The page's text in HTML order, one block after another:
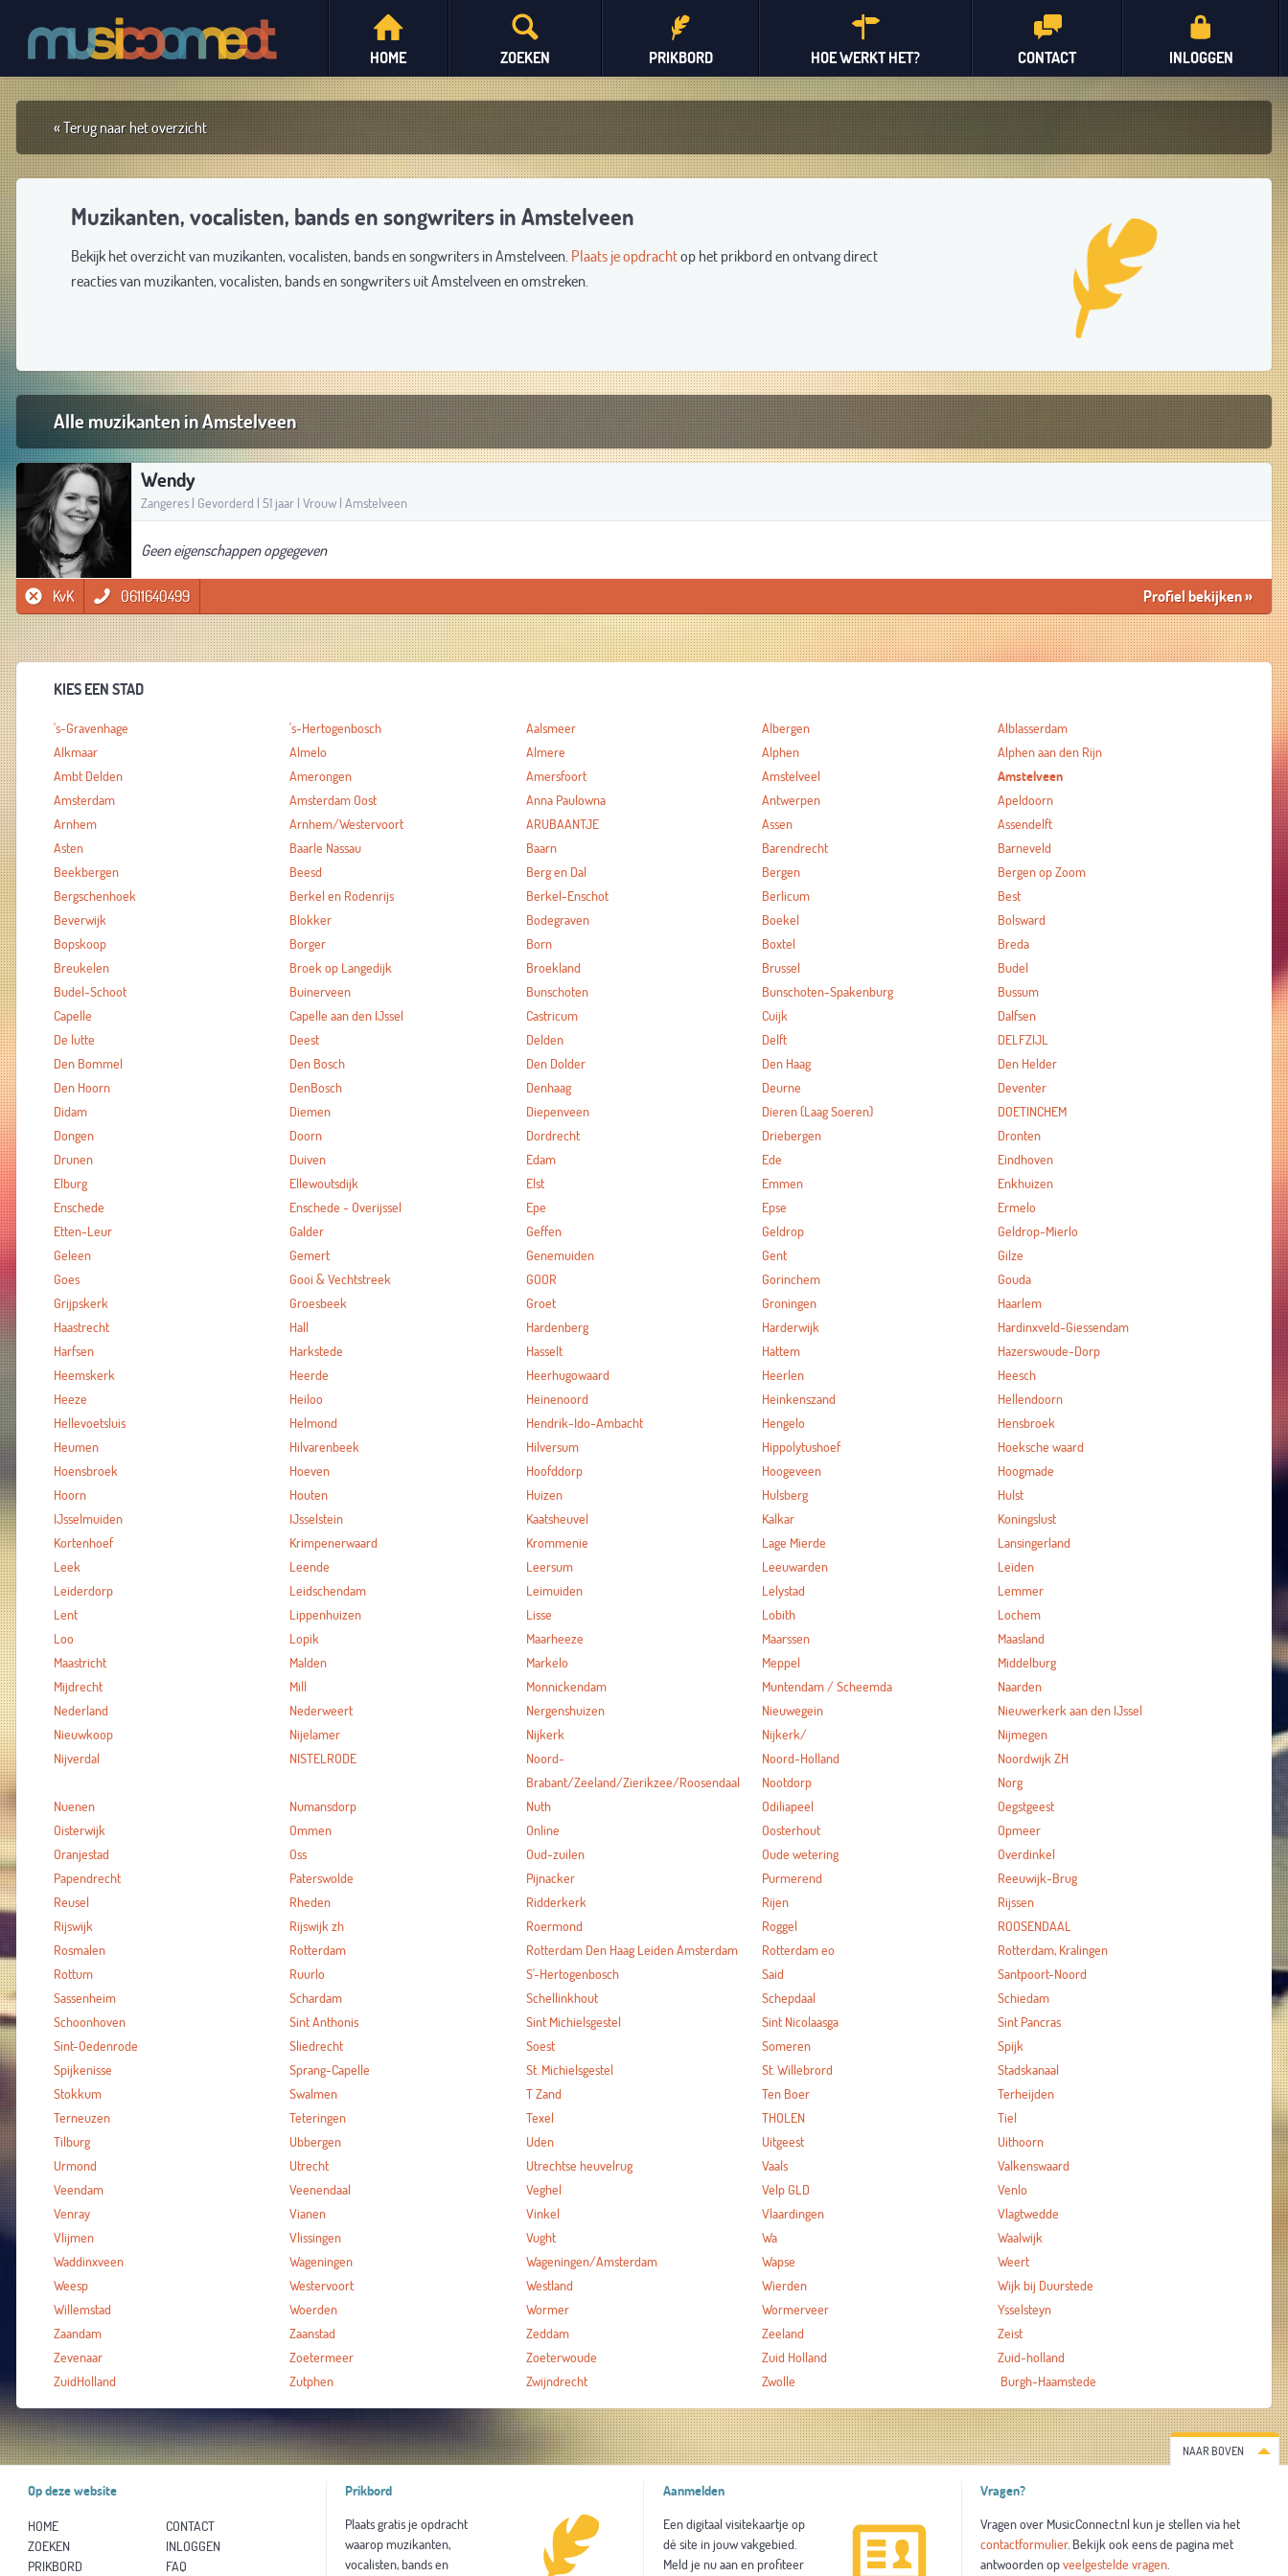
INLOGGEN
CONTACT
HOE WERKT HET?
PRIKBORD
ZOEKEN
HOME
« Terug naar het overzicht
Muzikanten, vocalisten, bands en songwriters in Amstelveen
Bekijk het overzicht van muzikanten, vocalisten, bands en songwriters in Amstelveen. Plaats je opdrachtop het prikbord en ontvang direct
reacties van muzikanten, vocalisten, bands en songwriters uit Amstelveen en omstreken.
Alle muzikanten in Amstelveen
Wendy
Zangeres | Gevorderd | 51 jaar | Vrouw | Amstelveen
Geen eigenschappen opgegeven
KvK 0611640499 Profiel bekijken»
KIES EEN STAD
's-Gravenhage 's-Hertogenbosch Aalsmeer Albergen
Alblasserdam
Alkmaar
Almelo Almere Alphen
Alphen aan den Rijn
Ambt Delden
Amerongen Amersfoort Amstelveel
Amstelveen
Amsterdam
Amsterdam Oost Anna Paulowna Antwerpen
Apeldoorn
Arnhem
Arnhem/Westervoort ARUBAANTJE Assen
Assendelft
Asten
Baarle Nassau Baarn Barendrecht
Barneveld
Beekbergen
Beesd Berg en Dal Bergen
Bergen op Zoom
Bergschenhoek
Berkel en Rodenrijs Berkel-Enschot Berlicum
Best
Beverwijk
Blokker Bodegraven Boekel
Bolsward
Bopskoop
Borger Born Boxtel
Breda
Breukelen
Broek op Langedijk Broekland Brussel
Budel
Budel-Schoot
Buinerveen Bunschoten Bunschoten-Spakenburg
Bussum
Capelle
Capelle aan den IJssel Castricum Cuijk
Dalfsen
De lutte
Deest Delden Delft
DELFZIJL
Den Bommel
Den Bosch Den Dolder Den Haag
Den Helder
Den Hoorn
DenBosch Denhaag Deurne
Deventer
Didam
Diemen Diepenveen Dieren (Laag Soeren)
DOETINCHEM
Dongen
Doorn Dordrecht Driebergen
Dronten
Drunen
Duiven Edam Ede
Eindhoven
Elburg
Ellewoutsdijk Elst Emmen
Enkhuizen
Enschede
Enschede - Overijssel Epe Epse
Ermelo
Etten-Leur
Galder Geffen Geldrop
Geldrop-Mierlo
Geleen
Gemert Genemuiden Gent
Gilze
Goes
Gooi & Vechtstreek GOOR Gorinchem
Gouda
Grijpskerk
Groesbeek Groet Groningen
Haarlem
Haastrecht
Hall Hardenberg Harderwijk
Hardinxveld-Giessendam
Harfsen
Harkstede Hasselt Hattem
Hazerswoude-Dorp
Heemskerk
Heerde Heerhugowaard Heerlen
Heesch
Heeze
Heiloo Heinenoord Heinkenszand
Hellendoorn
Hellevoetsluis
Helmond Hendrik-Ido-Ambacht Hengelo
Hensbroek
Heumen
Hilvarenbeek Hilversum Hippolytushoef
Hoeksche waard
Hoensbroek
Hoeven Hoofddorp Hoogeveen
Hoogmade
Hoorn
Houten Huizen Hulsberg
Hulst
IJsselmuiden
IJsselstein Kaatsheuvel Kalkar
Koningslust
Kortenhoef
Krimpenerwaard Krommenie Lage Mierde
Lansingerland
Leek
Leende Leersum Leeuwarden
Leiden
Leiderdorp
Leidschendam Leimuiden Lelystad
Lemmer
Lent
Lippenhuizen Lisse Lobith
Lochem
Loo
Lopik Maarheeze Maarssen
Maasland
Maastricht
Malden Markelo Meppel
Middelburg
Mijdrecht
Mill Monnickendam Muntendam / Scheemda
Naarden
Nederland
Nederweert Nergenshuizen Nieuwegein
Nieuwerkerk aan den IJssel
Nieuwkoop
Nijelamer Nijkerk Nijkerk/
Nijmegen
Nijverdal
NISTELRODE
Noord-
Brabant/Zeeland/Zierikzee/Roosendaal
Noord-Holland
Noordwijk ZH
Nootdorp
Norg
Nuenen
Numansdorp Nuth Odiliapeel
Oegstgeest
Oisterwijk
Ommen Online Oosterhout
Opmeer
Oranjestad
Oss Oud-zuilen Oude wetering
Overdinkel
Papendrecht
Paterswolde Pijnacker Purmerend
Reeuwijk-Brug
Reusel
Rheden Ridderkerk Rijen
Rijssen
Rijswijk
Rijswijk zh Roermond Roggel
ROOSENDAAL
Rosmalen
Rotterdam Rotterdam Den Haag Leiden Amsterdam Rotterdam eo
Rotterdam, Kralingen
Rottum
Ruurlo S'-Hertogenbosch Said
Santpoort-Noord
Sassenheim
Schardam Schellinkhout Schepdaal
Schiedam
Schoonhoven
Sint Anthonis Sint Michielsgestel Sint Nicolaasga
Sint Pancras
Sint-Oedenrode
Sliedrecht Soest Someren
Spijk
Spijkenisse
Sprang-Capelle St. Michielsgestel St. Willebrord
Stadskanaal
Stokkum
Swalmen T Zand Ten Boer
Terheijden
Terneuzen
Teteringen Texel THOLEN
Tiel
Tilburg
Ubbergen Uden Uitgeest
Uithoorn
Urmond
Utrecht Utrechtse heuvelrug Vaals
Valkenswaard
Veendam
Veenendaal Veghel Velp GLD
Venlo
Venray
Vianen Vinkel Vlaardingen
Vlagtwedde
Vlijmen
Vlissingen Vught Wa
Waalwijk
Waddinxveen
Wageningen Wageningen/Amsterdam Wapse
Weert
Weesp
Westervoort Westland Wierden
Wijk bij Duurstede
Willemstad
Woerden Wormer Wormerveer
Ysselsteyn
Zaandam
Zaanstad Zeddam Zeeland
Zeist
Zevenaar
Zoetermeer Zoeterwoude Zuid Holland
Zuid-holland
ZuidHolland
Zutphen Zwijndrecht Zwolle Burgh-Haamstede
NAAR BOVEN
Op deze website
HOME
CONTACT
ZOEKEN
INLOGGEN
PRIKBORD
FAQ
Prikbord
Plaats gratis je opdracht
waarop muzikanten,
vocalisten, bands en
Aanmelden
Een digitaal visitekaartje op
dé site in jouw vakgebied.
Meld je nu aan en profiteer
Vragen?
Vragen over MusicConnect.nl kun je stellen via het
contactformulier. Bekijk ook eens de pagina met
antwoorden opveelgestelde vragen.